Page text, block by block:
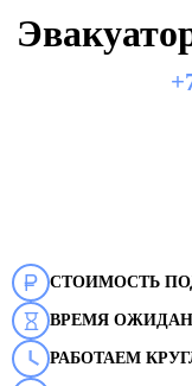
СТОИМОСТЬ
ВРЕМЯ
РАБОТАЕМ